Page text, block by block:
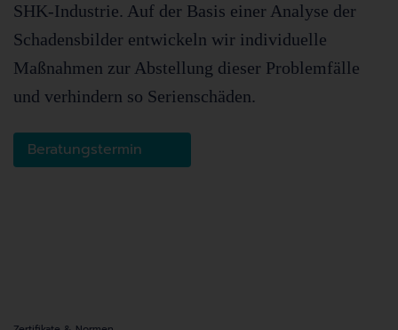
SHK-Industrie. Auf der Basis einer Analyse der
Schadensbilder entwickeln wir individuelle
Maßnahmen zur Abstellung dieser Problemfälle
und verhindern so Serienschäden.
Beratungstermin